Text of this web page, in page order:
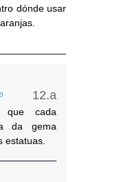
dónde usar
que cada
da gema
estatuas.